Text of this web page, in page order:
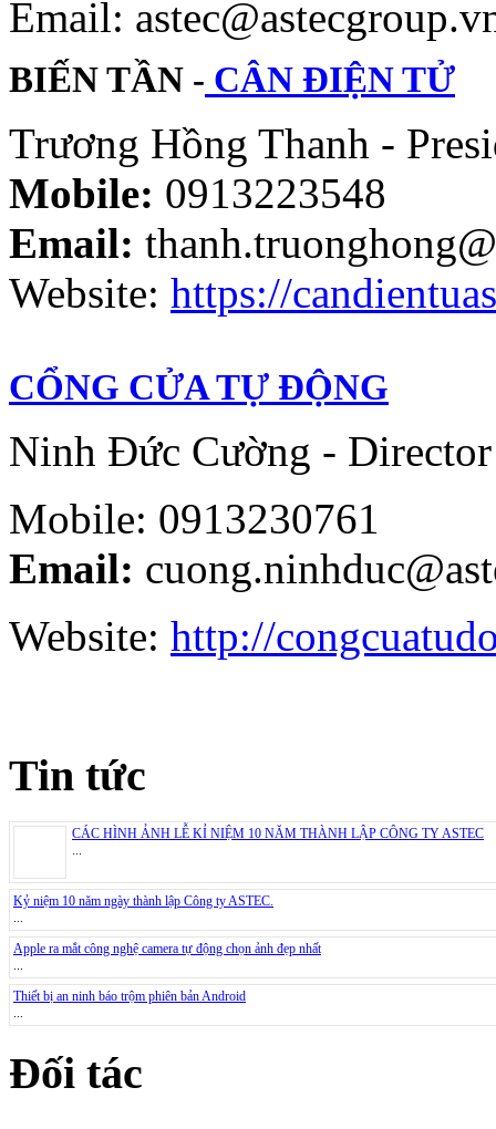
Email:
BIẾN TẦN - CÂN ĐIỆN TỬ
Trương Hồng Thanh -
Mobile: 0913223548
Email:
Website: https://
CỔNG CỬA TỰ ĐỘNG
Ninh Đức Cường - Director
Mobile: 0913230761
Email:
Website: http://
Tin tức
CÁC HÌNH ẢNH LỄ KỈ NIỆM 10 NĂM THÀNH LẬP CÔNG TY ASTEC
...
Kỷ niệm 10 năm ngày thành lập Công ty ASTEC.
...
Apple ra mắt công nghệ camera tự động chọn ảnh đẹp nhất
...
Thiết bị an ninh báo trộm phiên bản Android
...
Đối tác